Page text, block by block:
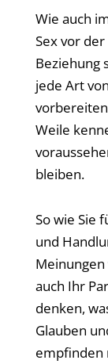
Wie auch
Sex vor
Beziehung
jede Art
Weile
bleiben.
So wie Sie
und
auch Ihr
denken,
Glauben
empfinden